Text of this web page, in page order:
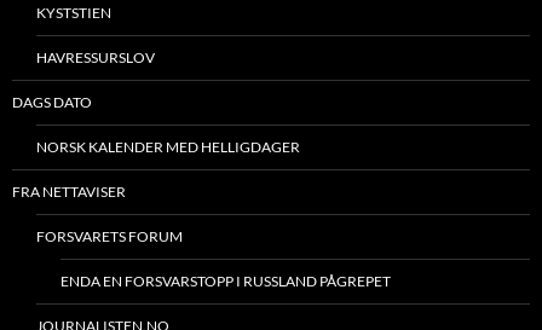
KYSTSTIEN
HAVRESSURSLOV
DAGS DATO
NORSK KALENDER MED HELLIGDAGER
FRA NETTAVISER
FORSVARETS FORUM
ENDA EN FORSVARSTOPP I RUSSLAND PÅGREPET
JOURNALISTEN.NO